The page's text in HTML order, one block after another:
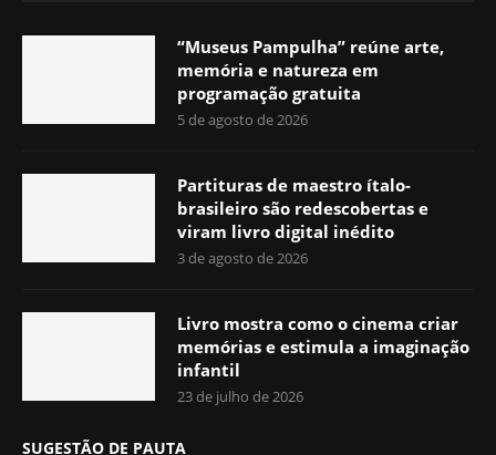
“Museus Pampulha” reúne arte,
memória e natureza em
programação gratuita
5 de agosto de 2026
Partituras de maestro ítalo-
brasileiro são redescobertas e
viram livro digital inédito
3 de agosto de 2026
Livro mostra como o cinema criar
memórias e estimula a imaginação
infantil
23 de julho de 2026
SUGESTÃO DE PAUTA